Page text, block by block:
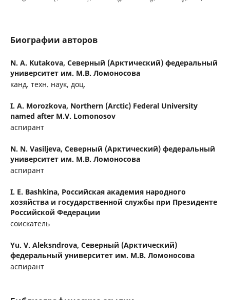
Биографии авторов
N. A. Kutakova, Северный (Арктический) федеральный
университет им. М.В. Ломоносова
канд. техн. наук, доц.
I. A. Morozkova, Northern (Arctic) Federal University
named after M.V. Lomonosov
аспирант
N. N. Vasiljeva, Северный (Арктический) федеральный
университет им. М.В. Ломоносова
аспирант
I. E. Bashkina, Российская академия народного
хозяйства и государственной службы при Президенте
Российской Федерации
соискатель
Yu. V. Aleksndrova, Северный (Арктический)
федеральный университет им. М.В. Ломоносова
аспирант